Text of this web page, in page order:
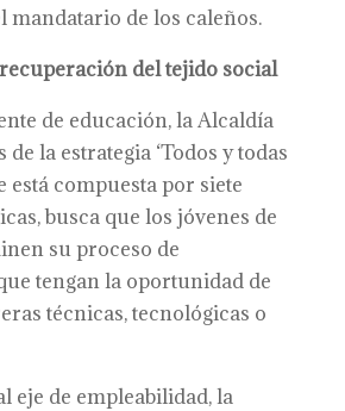
mandatario de los caleños.
del tejido social
de educación, la Alcaldía
de la estrategia ‘Todos y todas
está compuesta por siete
busca que los jóvenes de
su proceso de
tengan la oportunidad de
técnicas, tecnológicas o
eje de empleabilidad, la